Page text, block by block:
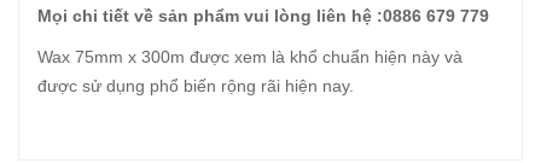
Mọi chi tiết về sản phẩm vui lòng liên hệ :0886 679 779
Wax 75mm x 300m được xem là khổ chuẩn hiện này và
được sử dụng phổ biến rộng rãi hiện nay.